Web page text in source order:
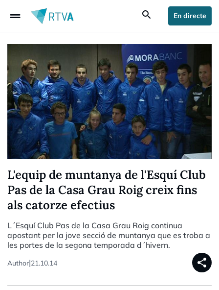
drag_handle search En directe
L'equip de muntanya de l'Esquí Club
Pas de la Casa Grau Roig creix fins
als catorze efectius
L´Esquí Club Pas de la Casa Grau Roig continua
apostant per la jove secció de muntanya que es troba a
les portes de la segona temporada d´hivern.
Author|21.10.14 share